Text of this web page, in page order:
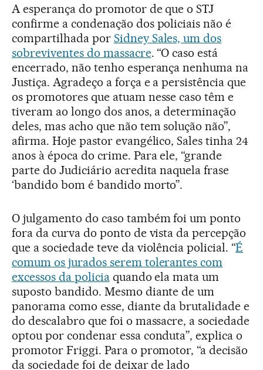
A esperança do promotor de que o STJ
confirme a condenação dos policiais não é
compartilhada por Sidney Sales, um dos
sobreviventes do massacre. “O caso está
encerrado, não tenho esperança nenhuma na
Justiça. Agradeço a força e a persistência que
os promotores que atuam nesse caso têm e
tiveram ao longo dos anos, a determinação
deles, mas acho que não tem solução não”,
afirma. Hoje pastor evangélico, Sales tinha 24
anos à época do crime. Para ele, “grande
parte do Judiciário acredita naquela frase
‘bandido bom é bandido morto”.
O julgamento do caso também foi um ponto
fora da curva do ponto de vista da percepção
que a sociedade teve da violência policial. “É
comum os jurados serem tolerantes com
excessos da policiaquando ela mata um
suposto bandido. Mesmo diante de um
panorama como esse, diante da brutalidade e
do descalabro que foi o massacre, a sociedade
optou por condenar essa conduta”, explica o
promotor Friggi. Para o promotor, “a decisão
da sociedade foi de deixar de lado